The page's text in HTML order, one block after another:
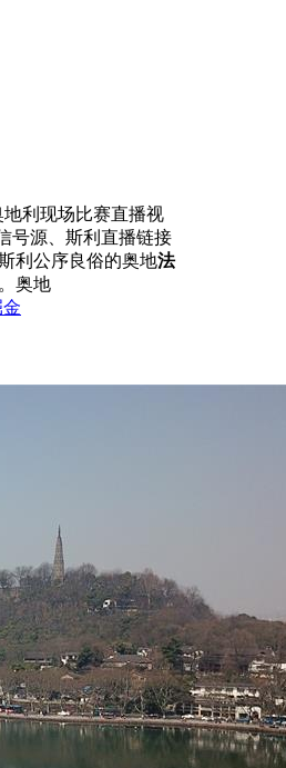
利现场比赛直播视
号源、斯利直播链接
利公序良俗的奥地法
奥地